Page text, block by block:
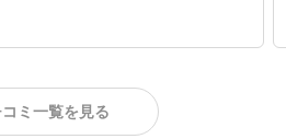
。
ルに１人担当してついてくだ
ミ一覧を見る